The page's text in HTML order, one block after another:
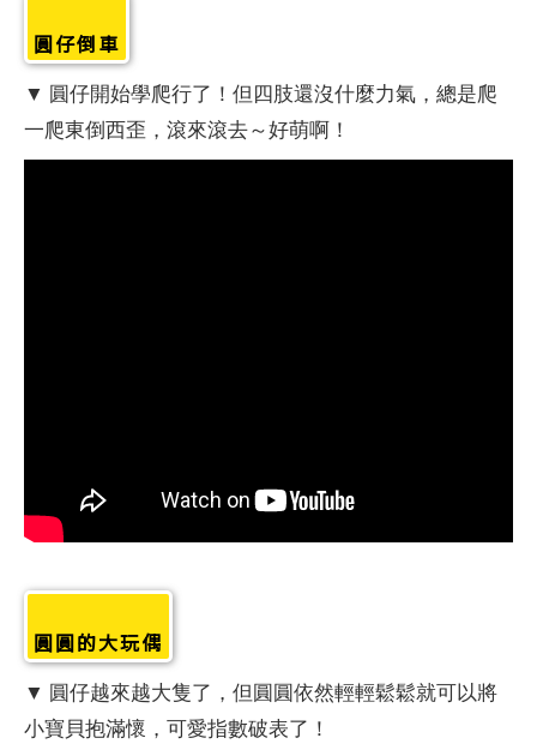
圓仔倒車
▼ 圓仔開始學爬行了！但四肢還沒什麼力氣，總是爬
一爬東倒西歪，滾來滾去～好萌啊！
圓圓的大玩偶
▼ 圓仔越來越大隻了，但圓圓依然輕輕鬆鬆就可以將
小寶貝抱滿懷，可愛指數破表了！